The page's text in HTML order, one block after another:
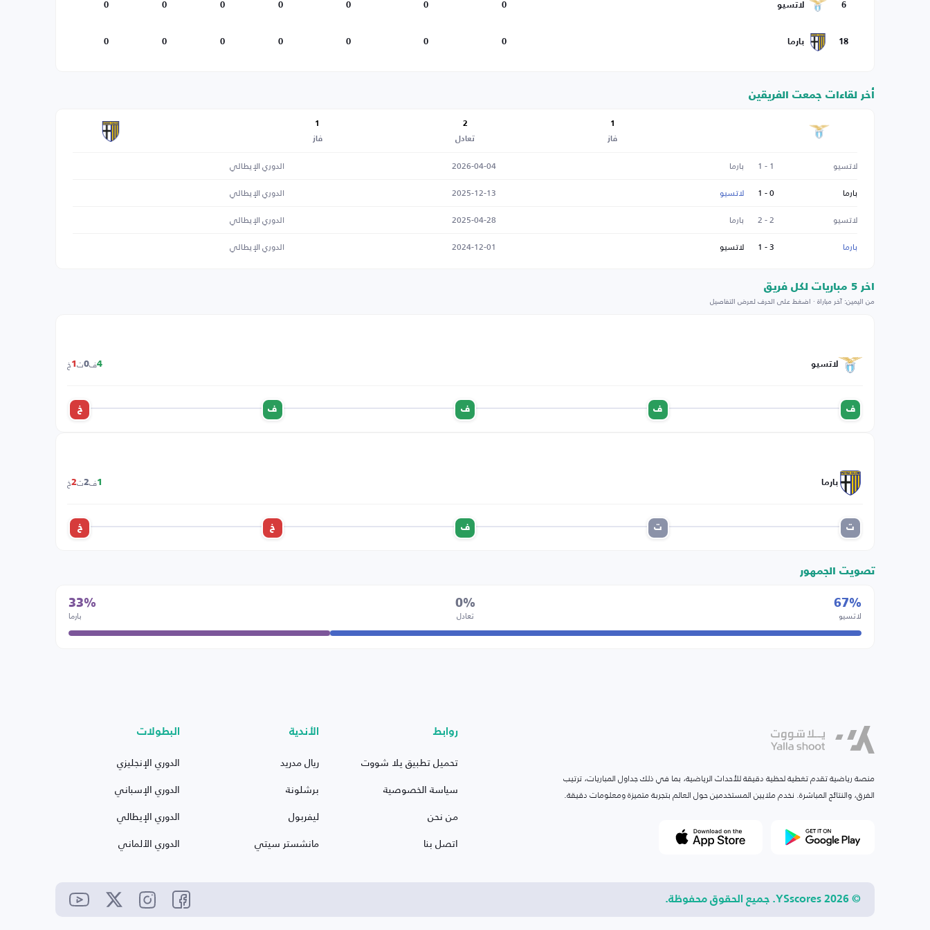
6 لاتسيو 0
0
0
0
0
0
0
18 بارما 0
0
0
0
0
0
0
أخر لقاءات جمعت الفريقين
1
فاز
2
تعادل
1
فاز
لاتسيو 1 - 1 بارما 2026-04-04
الدوري الإيطالي
بارما
0 - 1 لاتسيو 2025-12-13
الدوري الإيطالي
لاتسيو
2 - 2 بارما 2025-04-28
الدوري الإيطالي
بارما
3 - 1 لاتسيو 2024-12-01 الدوري الإيطالي
اخر 5 مباريات لكل فريق
من اليمين: آخر مباراة · اضغط على الحرف لعرض التفاصيل
لاتسيو 4ف0ت 1خ
ف ف ف ف خ
بارما 1ف2ت2خ
ت ت ف خ خ
تصويت الجمهور
67%
لاتسيو
0%
تعادل
33%
بارما
منصة رياضية تقدم تغطية لحظية دقيقة للأحداث الرياضية، بما في ذلك جداول المباريات، ترتيب
الفرق، والنتائج المباشرة. نخدم ملايين المستخدمين حول العالم بتجربة متميزة ومعلومات دقيقة.
روابط
تحميل تطبيق يلا شووت
سياسة الخصوصية
من نحن
اتصل بنا
الأندية
ريال مدريد
برشلونة
ليفربول
مانشستر سيتي
البطولات
الدوري الإنجليزي
الدوري الإسباني
الدوري الإيطالي
الدوري الألماني
© 2026 YSscores. جميع الحقوق محفوظة.